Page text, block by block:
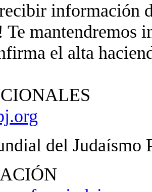
información
Te mantendremos
el alta
del Judaísmo